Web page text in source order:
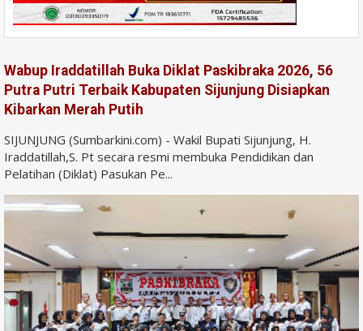
Wabup Iraddatillah Buka Diklat Paskibraka 2026, 56
Putra Putri Terbaik Kabupaten Sijunjung Disiapkan
Kibarkan Merah Putih
SIJUNJUNG (Sumbarkini.com) - Wakil Bupati Sijunjung, H.
Iraddatillah,S. Pt secara resmi membuka Pendidikan dan
Pelatihan (Diklat) Pasukan Pe...